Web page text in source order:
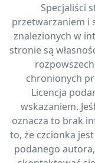
Specjaliści
przetwarzaniem i
znalezionych w
stronie są
chronionych
Licencja
wskazaniem.
oznacza to brak
to, że czcionka
podanego